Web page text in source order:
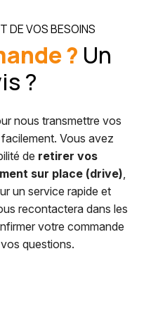
DE VOS BESOINS
? Un
?
nous transmettre vos
Vous avez
de retirer vos
sur place (drive),
un service rapide et
recontactera dans les
votre commande
questions.